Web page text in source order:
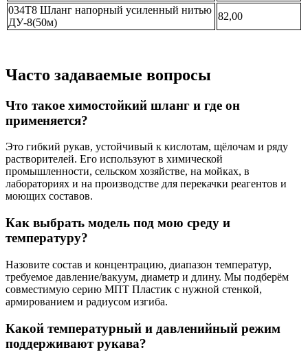
034Т8 Шланг напорный усиленный нитью
ДУ-8(50м)
82,00
Часто задаваемые вопросы
Что такое химостойкий шланг и где он
применяется?
Это гибкий рукав, устойчивый к кислотам, щёлочам и ряду
растворителей. Его используют в химической
промышленности, сельском хозяйстве, на мойках, в
лабораториях и на производстве для перекачки реагентов и
моющих составов.
Как выбрать модель под мою среду и
температуру?
Назовите состав и концентрацию, диапазон температур,
требуемое давление/вакуум, диаметр и длину. Мы подберём
совместимую серию МПТ Пластик с нужной стенкой,
армированием и радиусом изгиба.
Какой температурный и давленийный режим
поддерживают рукава?